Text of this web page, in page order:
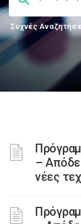
Συχνές
–
νέες